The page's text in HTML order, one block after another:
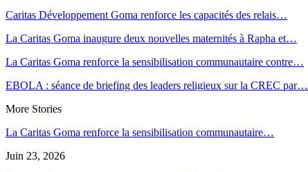
Caritas Développement Goma renforce les capacités des relais…
La Caritas Goma inaugure deux nouvelles maternités à Rapha et…
La Caritas Goma renforce la sensibilisation communautaire contre…
EBOLA : séance de briefing des leaders religieux sur la CREC par…
More Stories
La Caritas Goma renforce la sensibilisation communautaire…
Juin 23, 2026